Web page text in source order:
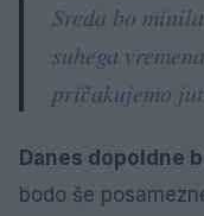
Sreda bo
suhega
pričakujemo
Danes dopoldne
bodo še